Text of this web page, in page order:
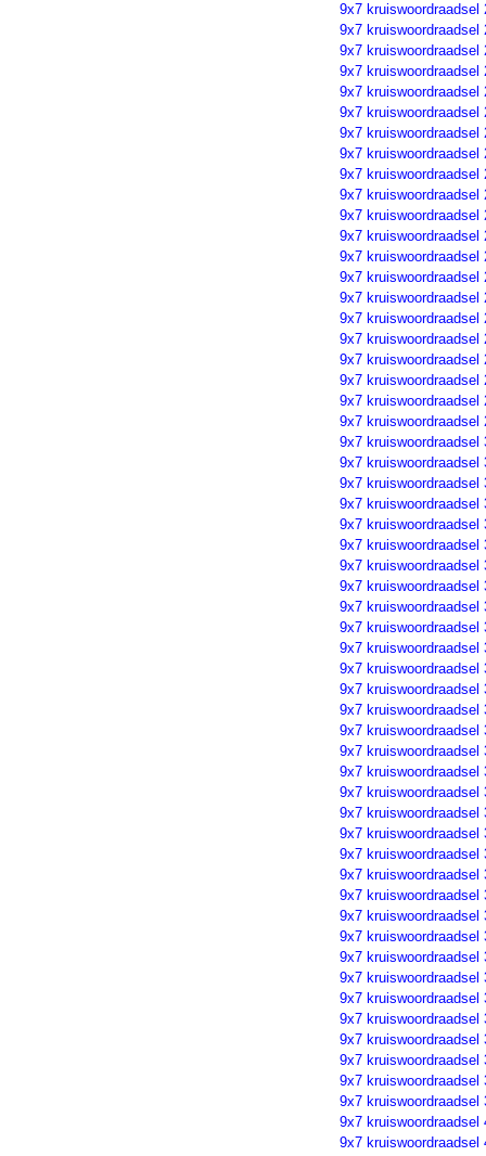
9x7 kruiswoordraadsel
9x7 kruiswoordraadsel
9x7 kruiswoordraadsel
9x7 kruiswoordraadsel
9x7 kruiswoordraadsel
9x7 kruiswoordraadsel
9x7 kruiswoordraadsel
9x7 kruiswoordraadsel
9x7 kruiswoordraadsel
9x7 kruiswoordraadsel
9x7 kruiswoordraadsel
9x7 kruiswoordraadsel
9x7 kruiswoordraadsel
9x7 kruiswoordraadsel
9x7 kruiswoordraadsel
9x7 kruiswoordraadsel
9x7 kruiswoordraadsel
9x7 kruiswoordraadsel
9x7 kruiswoordraadsel
9x7 kruiswoordraadsel
9x7 kruiswoordraadsel
9x7 kruiswoordraadsel
9x7 kruiswoordraadsel
9x7 kruiswoordraadsel
9x7 kruiswoordraadsel
9x7 kruiswoordraadsel
9x7 kruiswoordraadsel
9x7 kruiswoordraadsel
9x7 kruiswoordraadsel
9x7 kruiswoordraadsel
9x7 kruiswoordraadsel
9x7 kruiswoordraadsel
9x7 kruiswoordraadsel
9x7 kruiswoordraadsel
9x7 kruiswoordraadsel
9x7 kruiswoordraadsel
9x7 kruiswoordraadsel
9x7 kruiswoordraadsel
9x7 kruiswoordraadsel
9x7 kruiswoordraadsel
9x7 kruiswoordraadsel
9x7 kruiswoordraadsel
9x7 kruiswoordraadsel
9x7 kruiswoordraadsel
9x7 kruiswoordraadsel
9x7 kruiswoordraadsel
9x7 kruiswoordraadsel
9x7 kruiswoordraadsel
9x7 kruiswoordraadsel
9x7 kruiswoordraadsel
9x7 kruiswoordraadsel
9x7 kruiswoordraadsel
9x7 kruiswoordraadsel
9x7 kruiswoordraadsel
9x7 kruiswoordraadsel
9x7 kruiswoordraadsel